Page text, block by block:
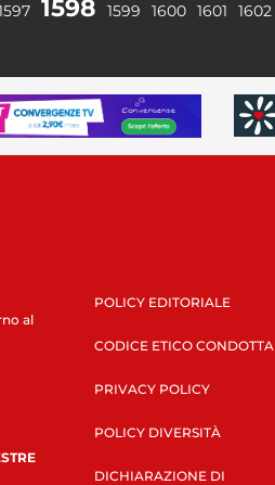
1598 1599 1600 1601 1602
al
POLICY EDITORIALE
CODICE ETICO CONDOTTA
PRIVACY POLICY
POLICY DIVERSITÀ
DICHIARAZIONE DI